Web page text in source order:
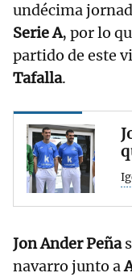
undécima
Serie A, por lo
partido de este
Tafalla.
Jon Ander Peña
navarro junto a